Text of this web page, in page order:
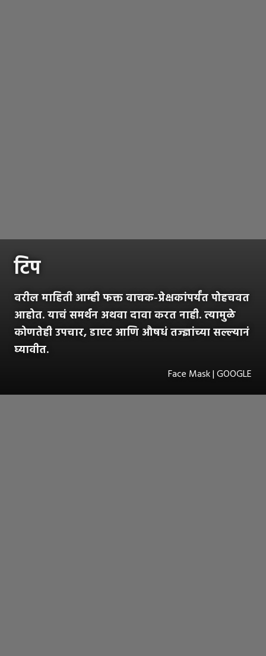
टिप
वरील माहिती आम्ही फक्त वाचक-प्रेक्षकांपर्यंत पोहचवत
आहोत. याचं समर्थन अथवा दावा करत नाही. त्यामुळे
कोणतेही उपचार, डाएट आणि औषधं तज्ज्ञांच्या सल्ल्यानं
घ्यावीत.
Face Mask | GOOGLE